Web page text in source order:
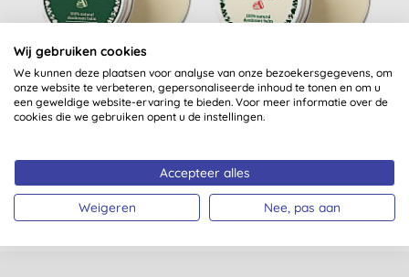
We Love The Planet
Vegan Deodorant
Balm Zesty Lime 35g
€ 6,49
KOPEN
We Love The Planet
Vegan Deodorant
Balm Sweet Rose 35g
€ 6,49
KOPEN
Wij gebruiken cookies
We kunnen deze plaatsen voor analyse van onze bezoekersgegevens, om
onze website te verbeteren, gepersonaliseerde inhoud te tonen en om u
een geweldige website-ervaring te bieden. Voor meer informatie over de
cookies die we gebruiken opent u de instellingen.
Accepteer alles
Weigeren Nee, pas aan